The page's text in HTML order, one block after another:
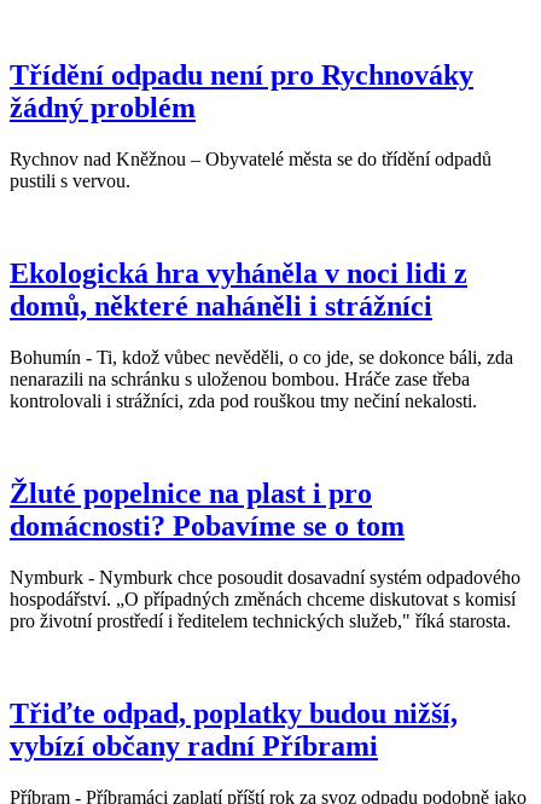
Třídění odpadu není pro Rychnováky
žádný problém
Rychnov nad Kněžnou – Obyvatelé města se do třídění odpadů
pustili s vervou.
Ekologická hra vyháněla v noci lidi z
domů, některé naháněli i strážníci
Bohumín - Ti, kdož vůbec nevěděli, o co jde, se dokonce báli, zda
nenarazili na schránku s uloženou bombou. Hráče zase třeba
kontrolovali i strážníci, zda pod rouškou tmy nečiní nekalosti.
Žluté popelnice na plast i pro
domácnosti? Pobavíme se o tom
Nymburk - Nymburk chce posoudit dosavadní systém odpadového
hospodářství. „O případných změnách chceme diskutovat s komisí
pro životní prostředí i ředitelem technických služeb," říká starosta.
Třiďte odpad, poplatky budou nižší,
vybízí občany radní Příbrami
Příbram - Příbramáci zaplatí příští rok za svoz odpadu podobně jako